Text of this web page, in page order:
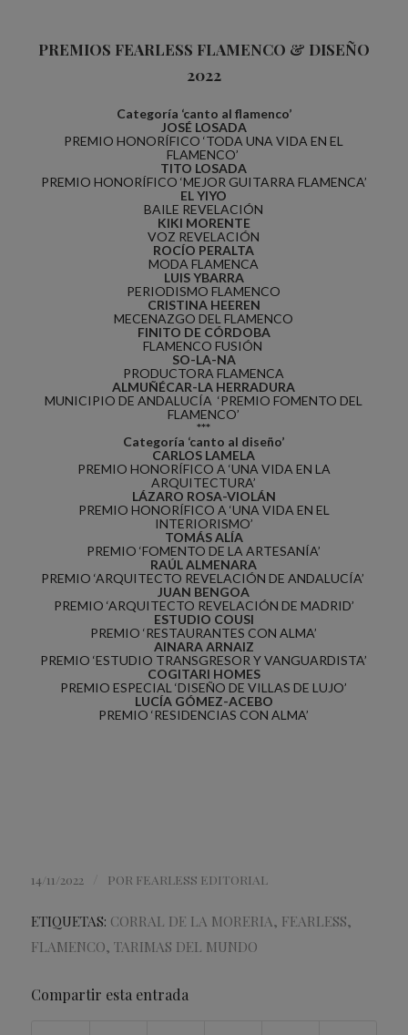
PREMIOS FEARLESS FLAMENCO & DISEÑO
2022
Categoría ‘canto al flamenco’
JOSÉ LOSADA
PREMIO HONORÍFICO ‘TODA UNA VIDA EN EL
FLAMENCO’
TITO LOSADA
PREMIO HONORÍFICO ‘MEJOR GUITARRA FLAMENCA’
EL YIYO
BAILE REVELACIÓN
KIKI MORENTE
VOZ REVELACIÓN
ROCÍO PERALTA
MODA FLAMENCA
LUIS YBARRA
PERIODISMO FLAMENCO
CRISTINA HEEREN
MECENAZGO DEL FLAMENCO
FINITO DE CÓRDOBA
FLAMENCO FUSIÓN
SO-LA-NA
PRODUCTORA FLAMENCA
ALMUÑÉCAR-LA HERRADURA
MUNICIPIO DE ANDALUCÍA ‘PREMIO FOMENTO DEL
FLAMENCO’
***
Categoría ‘canto al diseño’
CARLOS LAMELA
PREMIO HONORÍFICO A ‘UNA VIDA EN LA
ARQUITECTURA’
LÁZARO ROSA-VIOLÁN
PREMIO HONORÍFICO A ‘UNA VIDA EN EL
INTERIORISMO’
TOMÁS ALÍA
PREMIO ‘FOMENTO DE LA ARTESANÍA’
RAÚL ALMENARA
PREMIO ‘ARQUITECTO REVELACIÓN DE ANDALUCÍA’
JUAN BENGOA
PREMIO ‘ARQUITECTO REVELACIÓN DE MADRID’
ESTUDIO COUSI
PREMIO ‘RESTAURANTES CON ALMA’
AINARA ARNAIZ
PREMIO ‘ESTUDIO TRANSGRESOR Y VANGUARDISTA’
COGITARI HOMES
PREMIO ESPECIAL ‘DISEÑO DE VILLAS DE LUJO’
LUCÍA GÓMEZ-ACEBO
PREMIO ‘RESIDENCIAS CON ALMA’
14/11/2022 POR FEARLESS EDITORIAL
ETIQUETAS: CORRAL DE LA MORERIA, FEARLESS,
FLAMENCO, TARIMAS DEL MUNDO
Compartir esta entrada